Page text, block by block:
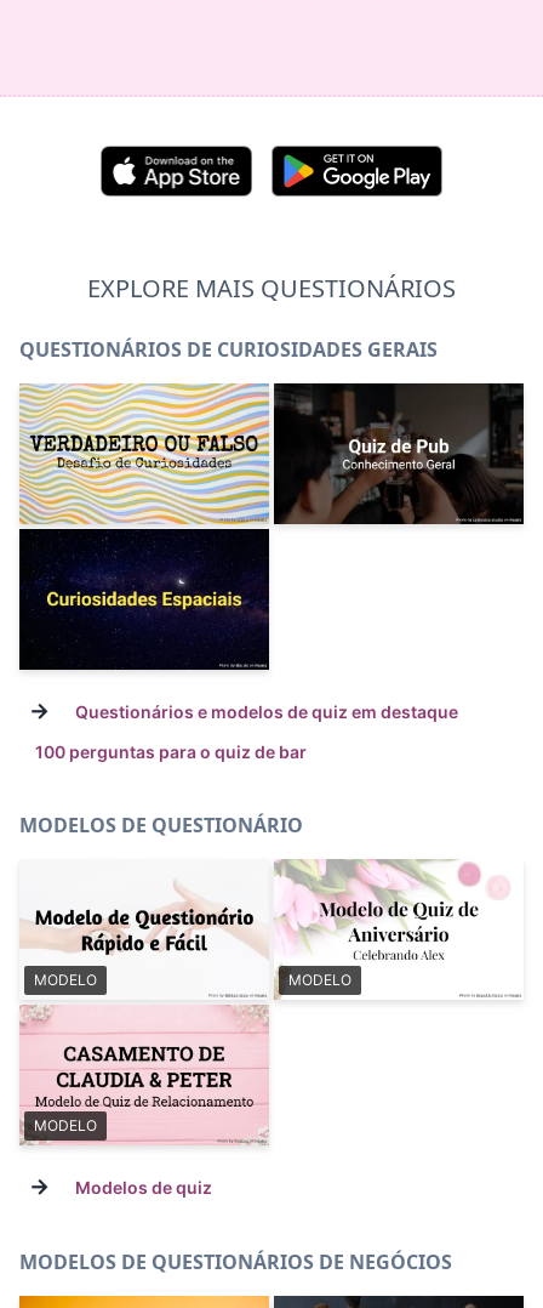
EXPLORE MAIS QUESTIONÁRIOS
QUESTIONÁRIOS DE CURIOSIDADES GERAIS
→
Questionários e modelos de quiz em destaque
100 perguntas para o quiz de bar
MODELOS DE QUESTIONÁRIO
MODELO MODELO
MODELO
→ Modelos de quiz
MODELOS DE QUESTIONÁRIOS DE NEGÓCIOS